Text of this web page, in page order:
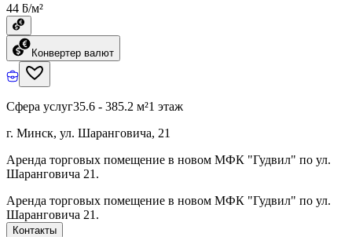
44 ƃ/м²
Конвертер валют
Сфера услуг35.6 - 385.2 м²1 этаж
г. Минск, ул. Шаранговича, 21
Аренда торговых помещение в новом МФК "Гудвил" по ул.
Шаранговича 21.
Аренда торговых помещение в новом МФК "Гудвил" по ул.
Шаранговича 21.
Контакты